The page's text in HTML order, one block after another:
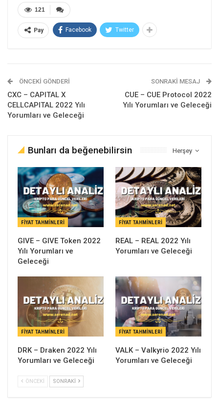
121
Pay Facebook Twitter
ÖNCEKI GÖNDERI
CXC – CAPITAL X
CELLCAPITAL 2022 Yılı
Yorumları ve Geleceği
SONRAKI MESAJ
CUE – CUE Protocol 2022
Yılı Yorumları ve Geleceği
Herşey
Bunları da beğenebilirsin
FIYAT TAHMINLERI
GIVE – GIVE Token 2022
Yılı Yorumları ve
Geleceği
FIYAT TAHMINLERI
REAL – REAL 2022 Yılı
Yorumları ve Geleceği
FIYAT TAHMINLERI
DRK – Draken 2022 Yılı
Yorumları ve Geleceği
FIYAT TAHMINLERI
VALK – Valkyrio 2022 Yılı
Yorumları ve Geleceği
ÖNCEKI SONRAKI